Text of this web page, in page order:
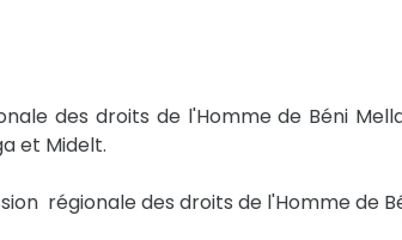
des droits de l'Homme de Béni
et Midelt.
régionale des droits de l'Homme de